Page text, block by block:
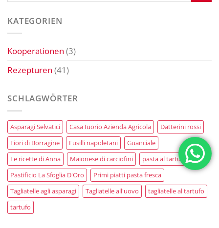
KATEGORIEN
Kooperationen (3)
Rezepturen (41)
SCHLAGWÖRTER
Asparagi Selvatici Casa Iuorio Azienda Agricola
Datterini rossi
Fiori di Borragine
Fusilli napoletani
Guanciale
Le ricette di Anna
Maionese di carciofini
pasta al tartufo
Pastificio La Sfoglia D'Oro
Primi piatti pasta fresca
Tagliatelle agli asparagi
Tagliatelle all'uovo
tagliatelle al tartufo
tartufo